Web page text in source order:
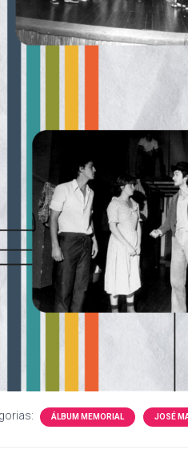
ÁLBUM MEMORIAL JOSÉ